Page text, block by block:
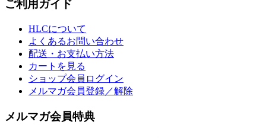
ご利用ガイド
HLCについて
よくあるお問い合わせ
配送・お支払い方法
カートを見る
ショップ会員ログイン
メルマガ会員登録／解除
メルマガ会員特典